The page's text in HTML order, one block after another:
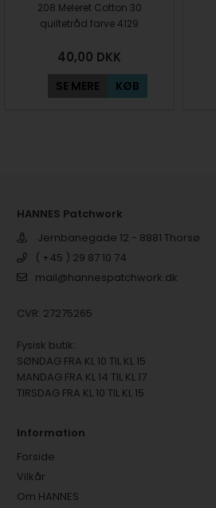
208 Meleret Cotton 30
quiltetråd farve 4129
40,00 DKK
SE MERE KØB
HANNES Patchwork
Jernbanegade 12 - 8881 Thorsø
( +45 ) 29 87 10 74
mail@hannespatchwork.dk
CVR: 27275265
Fysisk butik:
SØNDAG FRA KL 10 TIL KL 15
MANDAG FRA KL 14 TIL KL 17
TIRSDAG FRA KL 10 TIL KL 15
Information
Forside
Vilkår
Om HANNES